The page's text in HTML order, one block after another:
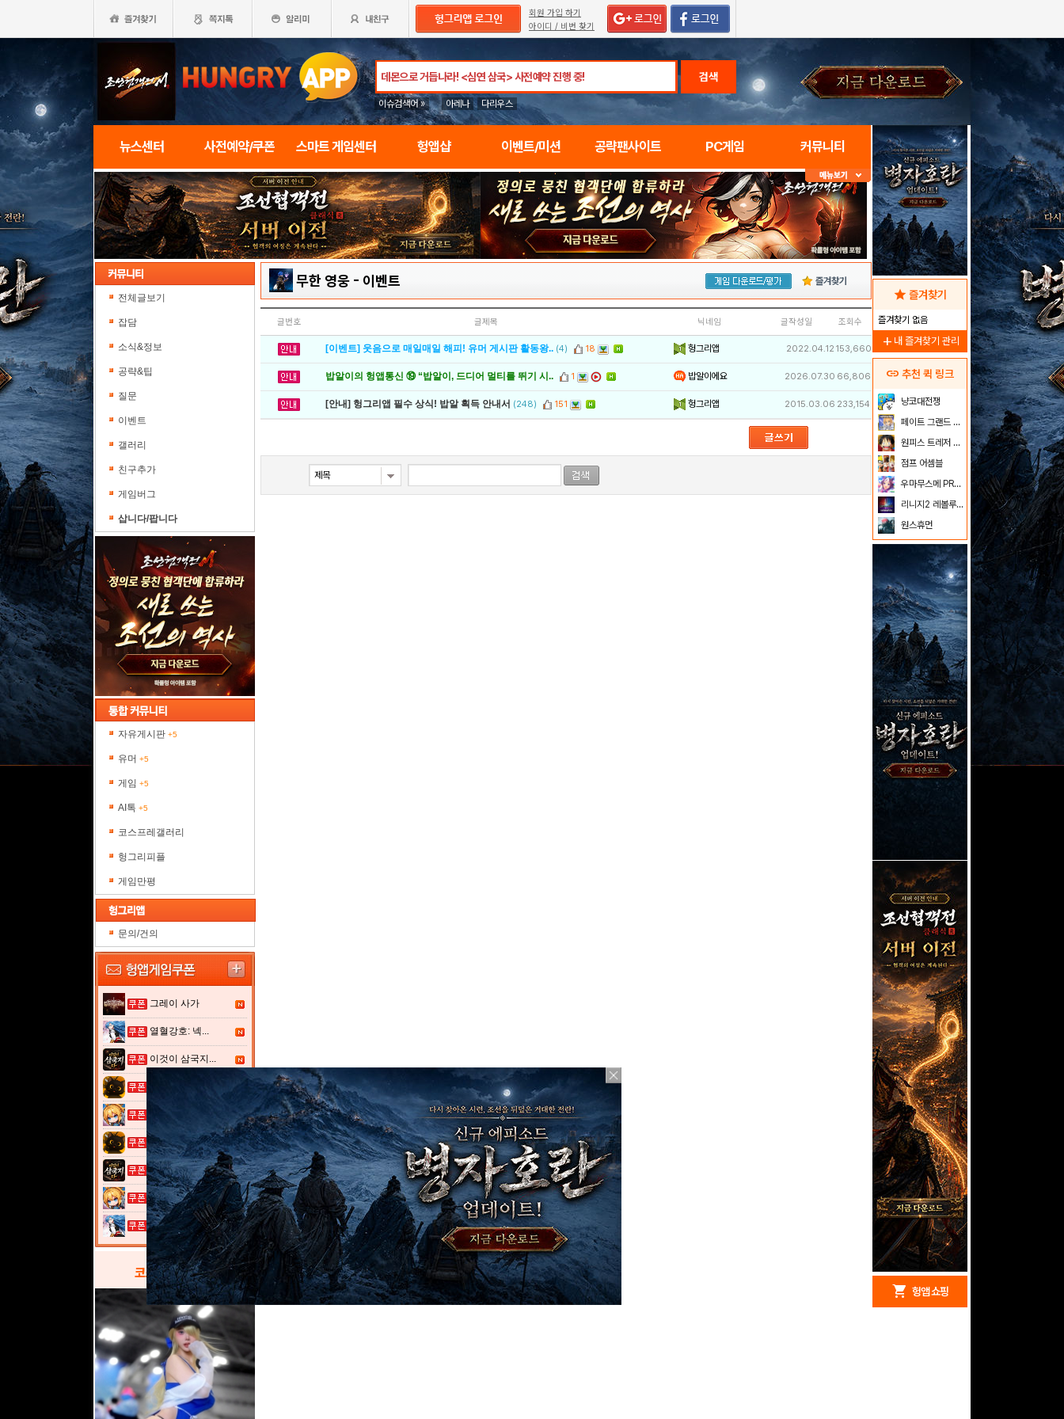
회원 가입 하기
아이디 / 비번 찾기
검색
이슈검색어 » 아레나 다리우스
뉴스센터 사전예약/쿠폰 스마트 게임센터 헝앱샵 이벤트/미션 공략팬사이트 PC게임 커뮤니티
전체글보기
잡담
소식&정보
공략&팁
질문
이벤트
갤러리
친구추가
게임버그
삽니다/팝니다
자유게시판 +5
유머 +5
게임 +5
AI톡 +5
코스프레갤러리
헝그리피플
게임만평
문의/건의
그레이 사가
열혈강호: 넥...
이것이 삼국지...
고양이 낚시터...
여전사 키우기...
고양이 낚시터...
이것이 삼국지...
여전사 키우기...
열혈강호: 넥...
코스프레갤러리
무한 영웅 - 이벤트 즐겨찾기
글번호 글제목 닉네임 글작성일 조회수
[이벤트] 웃음으로 매일매일 해피! 유머 게시판 활동왕.. (4) 18 헝그리앱 2022.04.12 153,660
밥알이의 헝앱통신 ⑲ “밥알이, 드디어 멀티를 뛰기 시.. 1 밥알이에요 2026.07.30 66,806
[안내] 헝그리앱 필수 상식! 밥알 획득 안내서 (248) 151 헝그리앱 2015.03.06 233,154
star 즐겨찾기
즐겨찾기 없음
add 내 즐겨찾기 관리
link 추천 퀵 링크
냥코대전쟁
페이트 그랜드 오더
원피스 트레저 크루즈
점프 어셈블
우마무스메 PRETTY DERBY
리니지2 레볼루션
원스휴먼
헝앱 경품 shopping_cart